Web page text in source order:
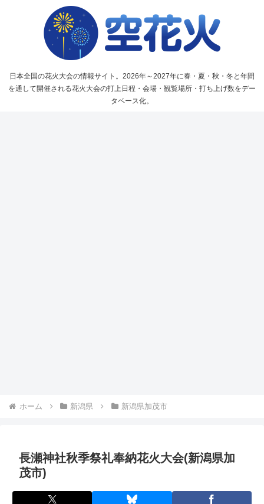
日本全国の花火大会の情報サイト。2026年～2027年に春・夏・秋・冬と年間
を通して開催される花火大会の打上日程・会場・観覧場所・打ち上げ数をデー
タベース化。
ホーム 新潟県 新潟県加茂市
長瀬神社秋季祭礼奉納花火大会(新潟県加
茂市)